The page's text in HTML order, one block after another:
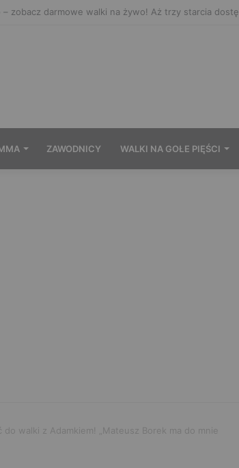
MMA 18? Transmisja na żywo
ZAWODNICY WALKI NA GOŁE PIĘŚCI
do walki z Adamkiem! „Mateusz Borek ma do mnie